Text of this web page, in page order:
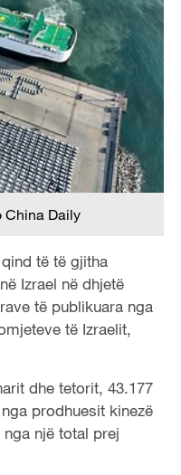
China Daily
të të gjitha
Izrael në dhjetë
të publikuara nga
të Izraelit,
dhe tetorit, 43.177
prodhuesit kinezë
një total prej